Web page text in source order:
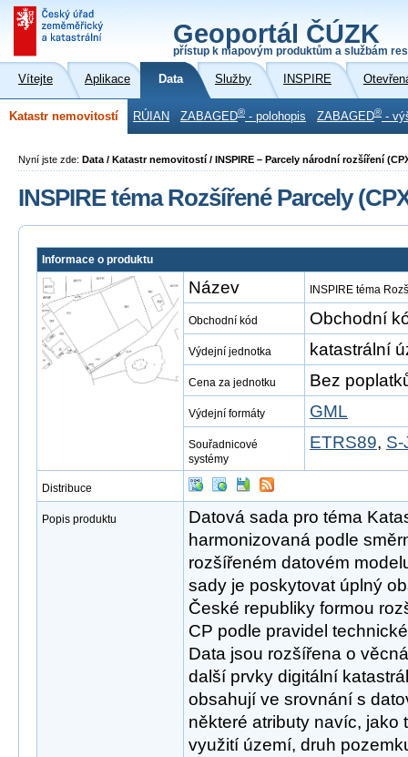
Geoportál ČÚZK
přístup k mapovým produktům a službám
Vítejte Aplikace Data Služby INSPIRE
Katastr nemovitostí RÚIAN ZABAGED® - polohopis ZABAGED® -
Nyní jste zde: Data / Katastr nemovitostí / INSPIRE – Parcely národní rozšíření
INSPIRE téma Rozšířené Parcely
Informace o produktu
Název INSPIRE téma
Obchodní kód Obchodní
Výdejní jednotka katastrální
Cena za jednotku Bez
Výdejní formáty GML
Souřadnicové
systémy
ETRS89, S-
Distribuce
Popis produktu
Datová sada pro téma
harmonizovaná podle
rozšířeném datovém
sady je poskytovat úplný
České republiky formou
CP podle pravidel
Data jsou rozšířena o
další prvky digitální
obsahují ve srovnání s
některé atributy navíc, jako
využití území, druh